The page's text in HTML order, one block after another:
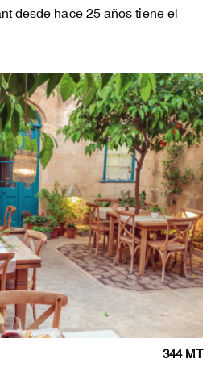
desde hace 25 años tiene el
344 MT